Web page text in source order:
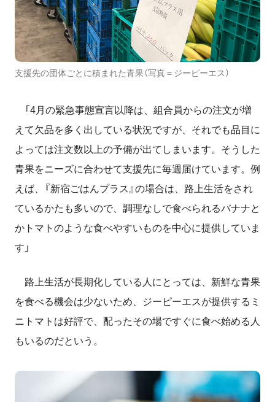
支援先の団体ごとに積まれた青果（写真＝ジーピーエス）
「4月の緊急事態宣言以降は、組合員からの注文が増
えて欠品を多く出している状況ですが、それでも品目に
よっては注文数以上の予備が出てしまいます。そうした
青果をニーズに合わせて支援先に毎週届けています。例
えば、『新宿ごはんプラス』の場合は、路上生活をされ
ているかたも多いので、調理なしで食べられるバナナと
かトマトのような食べやすいものを中心に提供していま
す」
路上生活が長期化している人にとっては、新鮮な青果
を食べる機会は少ないため、ジーピーエスが提供するミ
ニトマトは好評で、配ったその場ですぐに食べ始める人
もいるのだという。